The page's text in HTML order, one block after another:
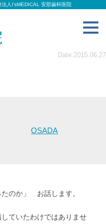
人I’sMEDICAL 安部歯科医院
Date:2015.06.27
OSADA
のか」 お話します。
ていたわけではありませ